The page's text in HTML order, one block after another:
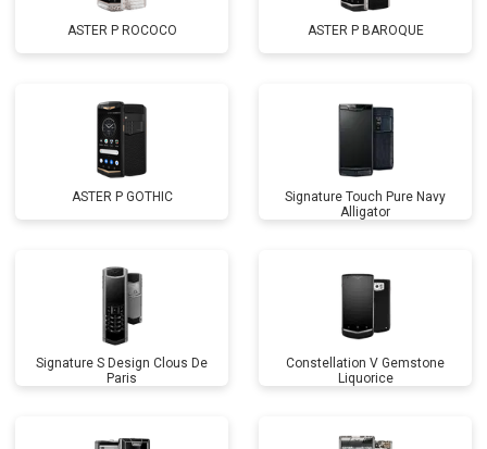
ASTER P ROCOCO ASTER P BAROQUE
ASTER P GOTHIC
Signature Touch Pure Navy
Alligator
Signature S Design Clous De
Paris
Constellation V Gemstone
Liquorice